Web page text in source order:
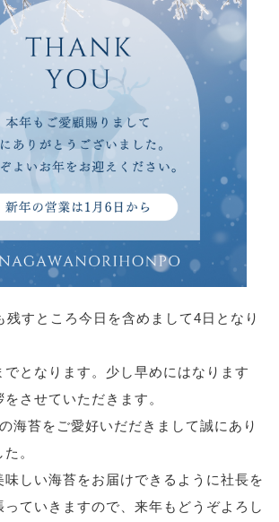
残すところ今日を含めまして4日となり
となります。少し早めにはなります
させていただきます。
海苔をご愛好いだだきまして誠にあり
。
しい海苔をお届けできるように社長を
ていきますので、来年もどうぞよろし